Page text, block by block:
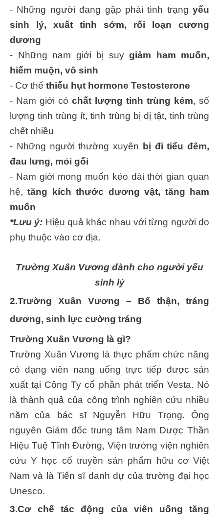
- Những người đang gặp phải tình trạng yếu
sinh lý, xuất tinh sớm, rối loạn cương
dương
- Những nam giới bị suy giảm ham muốn,
hiếm muộn, vô sinh
- Cơ thể thiếu hụt hormone Testosterone
- Nam giới có chất lượng tinh trùng kém, số
lượng tinh trùng ít, tinh trùng bị dị tật, tinh trùng
chết nhiều
- Những người thường xuyên
bị đi tiểu đêm,
đau lưng, mỏi gối
- Nam giới mong muốn kéo dài thời gian quan
hệ, tăng kích thước dương vật, tăng ham
muốn
*Lưu ý: Hiệu quả khác nhau với từng người do
phụ thuộc vào cơ địa.
Trường Xuân Vương dành cho người yếu
sinh lý
2.Trường Xuân Vương – Bổ thận, tráng
dương, sinh lực cường tráng
Trường Xuân Vương là gì?
Trường Xuân Vương là thực phẩm chức năng
có dạng viên nang uống trực tiếp được sản
xuất tại Công Ty cổ phần phát triển Vesta. Nó
là thành quả của công trình nghiên cứu nhiều
năm của bác sĩ Nguyễn Hữu Trọng. Ông
nguyên Giám đốc trung tâm Nam Dược Thần
Hiệu Tuệ Tĩnh Đường, Viện trưởng viện nghiên
cứu Y học cổ truyền sản phẩm hữu cơ Việt
Nam và là Tiến sĩ danh dự của trường đại học
Unesco.
3.Cơ chế tác động của viên uống tăng